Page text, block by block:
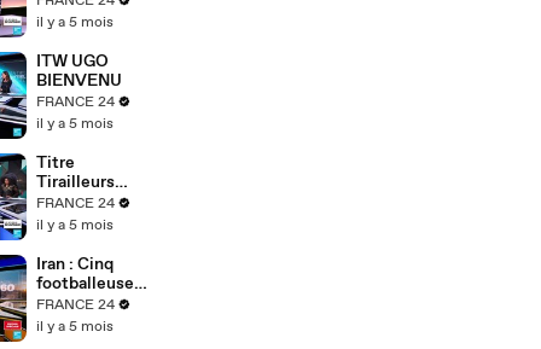
Najat Vallaud-
alerte
il y a 5 mois
ITW UGO
BIENVENU
FRANCE 24
il y a 5 mois
Titre
Tirailleurs
africains :
l’exposition
Bonaventure
Soh Bejeng
Ndikung à
Berlin
FRANCE 24
il y a 5 mois
Iran : Cinq
footballeuses
iraniennes
obtiennent
FRANCE 24
il y a 5 mois